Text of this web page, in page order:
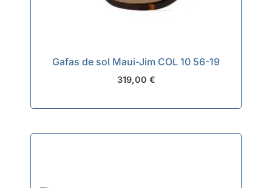
Gafas de sol Maui-Jim COL 10 56-19
319,00 €